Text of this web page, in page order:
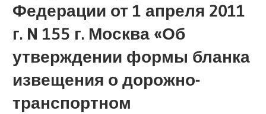
Федерации от 1 апреля 2011
г. N 155 г. Москва «Об
утверждении формы бланка
извещения о дорожно-
транспортном